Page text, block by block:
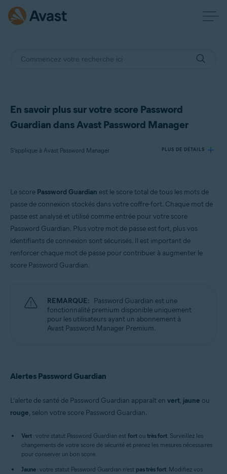
En savoir plus sur votre score Password
Guardian dans Avast Password Manager
S’applique à Avast Password Manager PLUS DE DÉTAILS
Produits:
Avast Password Manager
Windows, macOS
Le score Password Guardian est le score total de tous les mots de
passe de connexion stockés dans votre coffre-fort. Chaque mot de
passe est analysé et utilisé comme entrée pour votre score
Password Guardian. Plus votre mot de passe est fort, plus vos
identifiants de connexion sont sécurisés. Il est important de
renforcer chaque mot de passe pour contribuer à augmenter le
score Password Guardian.
REMARQUE: Password Guardian est une
fonctionnalité premium disponible uniquement
pour les utilisateurs ayant un abonnement à
Avast Password Manager Premium.
Alertes Password Guardian
L’alerte de santé de Password Guardian apparaît en vert, jaune ou
rouge, selon votre score Password Guardian.
Vert : votre statut Password Guardian est fort ou très fort. Surveillez les
changements de votre score de sécurité et prenez les mesures nécessaires
pour conserver un bon score.
Jaune : votre statut Password Guardian n’est pas très fort. Modifiez vos